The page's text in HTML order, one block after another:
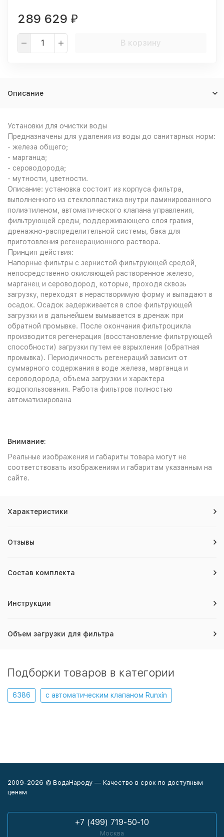
289 629 ₽
В корзину
Описание
Установки для очистки воды
Предназначены для удаления из воды до санитарных норм:
- железа общего;
- марганца;
- сероводорода;
- мутности, цветности.
Описание: установка состоит из корпуса фильтра,
выполненного из стеклопластика внутри ламинированного
полиэтиленом, автоматического клапана управления,
фильтрующей среды, поддерживающего слоя гравия,
дренажно-распределительной системы, бака для
приготовления регенерационного раствора.
Принцип действия:
Напорные фильтры с зернистой фильтрующей средой,
непосредственно окисляющей растворенное железо,
марганец и сероводород, которые, проходя сквозь
загрузку, переходят в нерастворимую форму и выпадают в
осадок. Осадок задерживается в слое фильтрующей
загрузки и в дальнейшем вымывается в дренаж при
обратной промывке. После окончания фильтроцикла
производится регенерация (восстановление фильтрующей
способности) загрузки путем ее взрыхления (обратная
промывка). Периодичность регенераций зависит от
суммарного содержания в воде железа, марганца и
сероводорода, объема загрузки и характера
водопользования. Работа фильтров полностью
автоматизирована
Внимание:
Реальные изображения и габариты товара могут не
соответствовать изображениям и габаритам указанным на
сайте.
Характеристики
Отзывы
Состав комплекта
Инструкции
Объем загрузки для фильтра
Подборки товаров в категории
6386 с автоматическим клапаном Runxin
2009-2026 © ВодаНароду — Качество в срок по доступным
ценам
+7 (499) 719-50-10
Москва